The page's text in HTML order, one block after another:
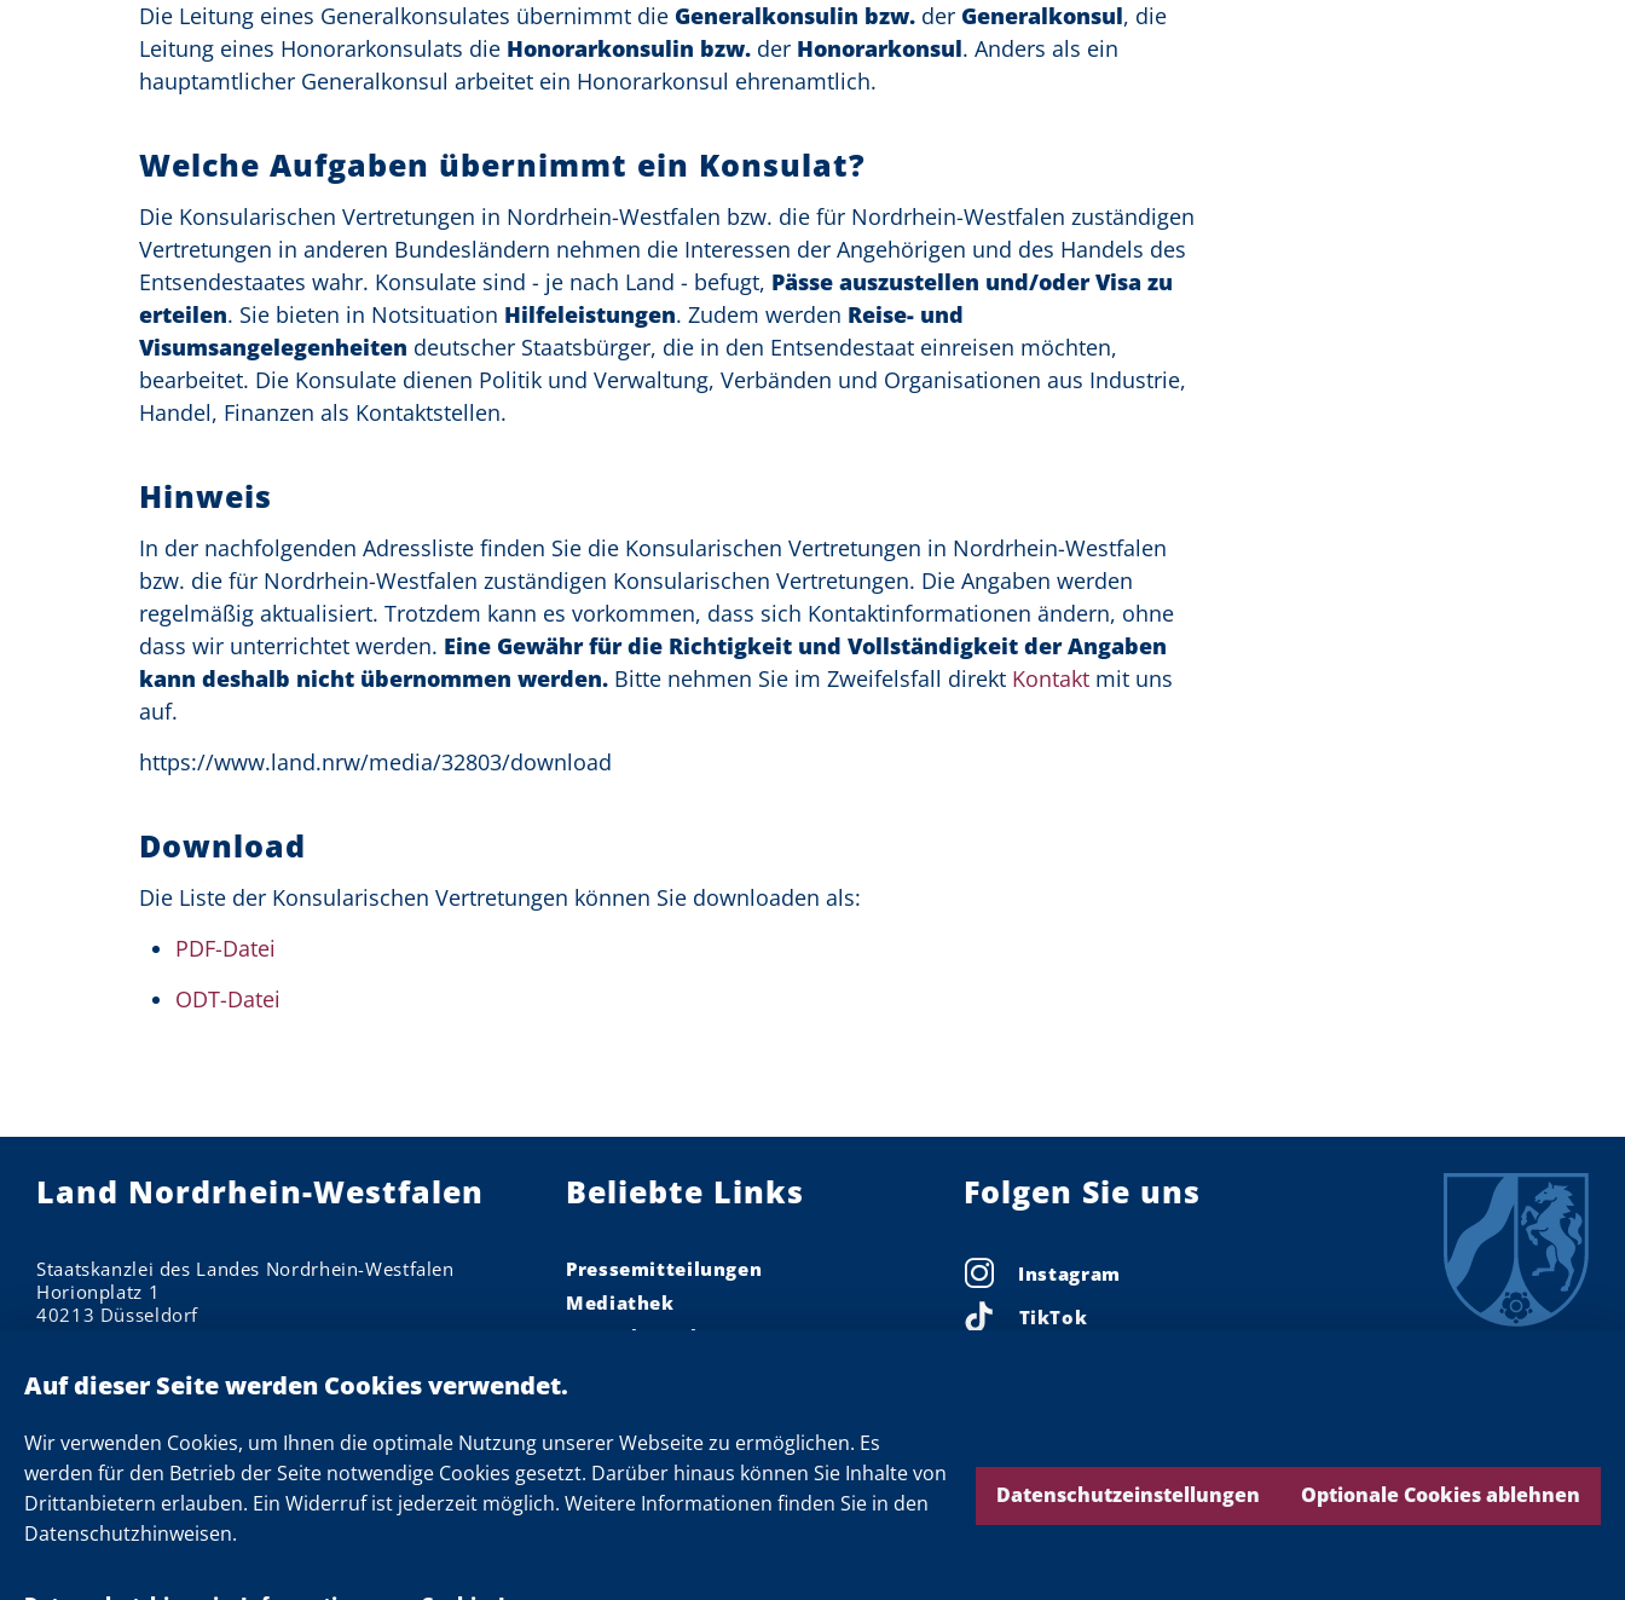
Wir verwenden Cookies, um Ihnen die optimale Nutzung unserer Webseite zu ermöglichen. Es
werden für den Betrieb der Seite notwendige Cookies gesetzt. Darüber hinaus können Sie Inhalte von
Drittanbietern erlauben. Ein Widerruf ist jederzeit möglich. Weitere Informationen finden Sie in den
Datenschutzhinweisen.
Datenschutzeinstellungen Optionale Cookies ablehnen
Die Leitung eines Generalkonsulates übernimmt die Generalkonsulin bzw.der Generalkonsul, die
Leitung eines Honorarkonsulats die Honorarkonsulin bzw.der Honorarkonsul. Anders als ein
hauptamtlicher Generalkonsul arbeitet ein Honorarkonsul ehrenamtlich.
Welche Aufgaben übernimmt ein Konsulat?
Die Konsularischen Vertretungen in Nordrhein-Westfalen bzw. die für Nordrhein-Westfalen zuständigen
Vertretungen in anderen Bundesländern nehmen die Interessen der Angehörigen und des Handels des
Entsendestaates wahr. Konsulate sind - je nach Land - befugt, Pässe auszustellen und/oder Visa zu
erteilen. Sie bieten in Notsituation Hilfeleistungen. Zudem werden Reise- und
Visumsangelegenheiten deutscher Staatsbürger, die in den Entsendestaat einreisen möchten,
bearbeitet. Die Konsulate dienen Politik und Verwaltung, Verbänden und Organisationen aus Industrie,
Handel, Finanzen als Kontaktstellen.
Hinweis
In der nachfolgenden Adressliste finden Sie die Konsularischen Vertretungen in Nordrhein-Westfalen
bzw. die für Nordrhein-Westfalen zuständigen Konsularischen Vertretungen. Die Angaben werden
regelmäßig aktualisiert. Trotzdem kann es vorkommen, dass sich Kontaktinformationen ändern, ohne
dass wir unterrichtet werden. Eine Gewähr für die Richtigkeit und Vollständigkeit der Angaben
kann deshalb nicht übernommen werden.Bitte nehmen Sie im Zweifelsfall direkt Kontaktmit uns
auf.
https://www.land.nrw/media/32803/download
Download
Die Liste der Konsularischen Vertretungen können Sie downloaden als:
PDF-Datei
ODT-Datei
Land Nordrhein-Westfalen
Staatskanzlei des Landes Nordrhein-Westfalen
Horionplatz 1
40213 Düsseldorf
Datenschutzhinweise
Informationen zu Cookies
Datenschutzeinstellungen
Kontakt
Beliebte Links
Pressemitteilungen
Mediathek
Pressekontakt
Einsamkeit
Newsletter
Folgen Sie uns
Instagram
TikTok
Threads